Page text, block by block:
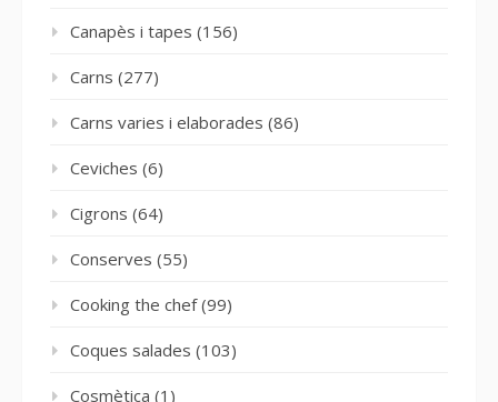
Canapès i tapes (156)
Carns (277)
Carns varies i elaborades (86)
Ceviches (6)
Cigrons (64)
Conserves (55)
Cooking the chef(99)
Coques salades (103)
Cosmètica (1)